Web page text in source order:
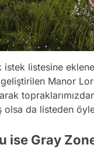
listesine
Manor
olsa da listeden
ise Gray